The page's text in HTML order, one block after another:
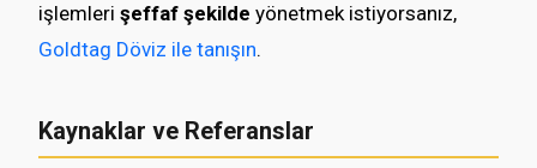
işlemleri şeffaf şekilde yönetmek istiyorsanız,
Goldtag Döviz ile tanışın.
Kaynaklar ve Referanslar